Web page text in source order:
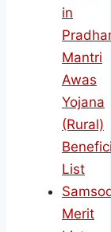
in
Mantri
Awas
Yojana
(Rural)
List
Merit